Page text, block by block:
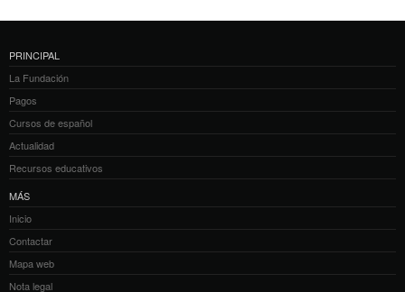
PRINCIPAL
La Fundación
Pagos
Cursos de español
Actualidad
Recursos educativos
MÁS
Inicio
Contactar
Mapa web
Nota legal